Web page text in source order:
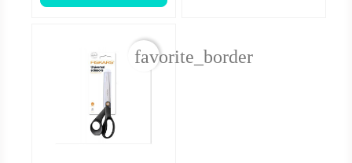
favorite_border